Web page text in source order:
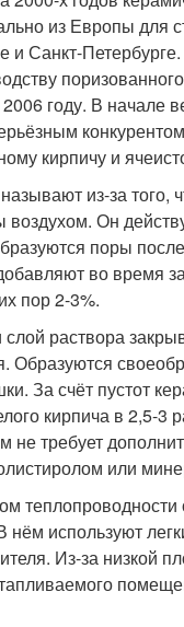
из Европы для
и Санкт-
году. В начале
кирпичу и
из-за того,
воздухом. Он
поры
во время
пор 2-3%.
раствора
Образуются
За счёт пустот
кирпича в 2,5-3
не требует
или
теплопроводности
нём используют
Из-за низкой